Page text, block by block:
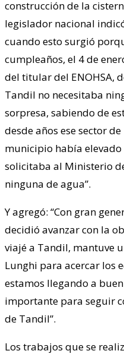
construcción de la
legislador nacional
cuando esto surgió
cumpleaños, el 4 de
del titular del ENOHSA,
Tandil no necesitaba
sorpresa, sabiendo de
desde años ese sector
municipio había
solicitaba al Ministerio
ninguna de agua”.
Y agregó: “Con gran
decidió avanzar con la
viajé a Tandil, mantuve
Lunghi para acercar los
estamos llegando a
importante para seguir
de Tandil”.
Los trabajos que se